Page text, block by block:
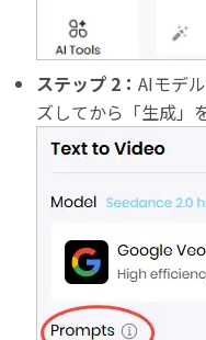
ステップ 2：AIモデ
ズしてから「生成」